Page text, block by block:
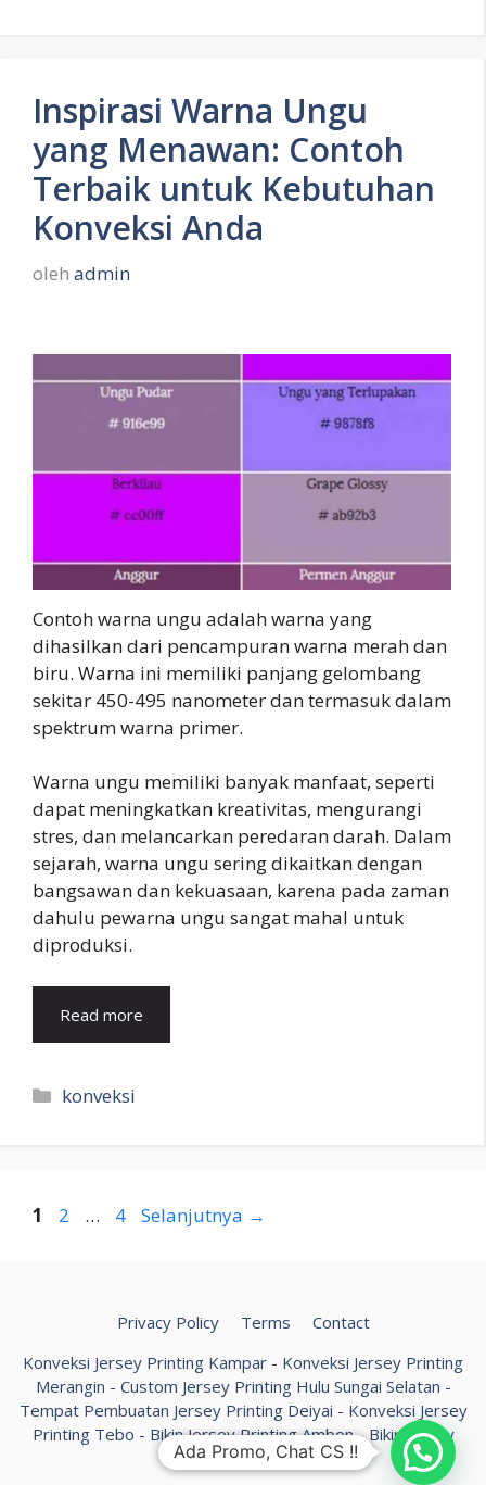
Inspirasi Warna Ungu
yang Menawan: Contoh
Terbaik untuk Kebutuhan
Konveksi Anda
oleh admin
Contoh warna ungu adalah warna yang
dihasilkan dari pencampuran warna merah dan
biru. Warna ini memiliki panjang gelombang
sekitar 450-495 nanometer dan termasuk dalam
spektrum warna primer.
Warna ungu memiliki banyak manfaat, seperti
dapat meningkatkan kreativitas, mengurangi
stres, dan melancarkan peredaran darah. Dalam
sejarah, warna ungu sering dikaitkan dengan
bangsawan dan kekuasaan, karena pada zaman
dahulu pewarna ungu sangat mahal untuk
diproduksi.
Read more
Kategori
konveksi
Halaman
1 Halaman
2 … Halaman
4 Selanjutnya →
Privacy Policy Terms
Contact
Konveksi Jersey Printing Kampar - Konveksi Jersey Printing
Merangin - Custom Jersey Printing Hulu Sungai Selatan -
Tempat Pembuatan Jersey Printing Deiyai - Konveksi Jersey
Printing Tebo - Bikin Jersey Printing Ambon-Bikin Jersey
Printing Ngada
Ada Promo, Chat CS !!